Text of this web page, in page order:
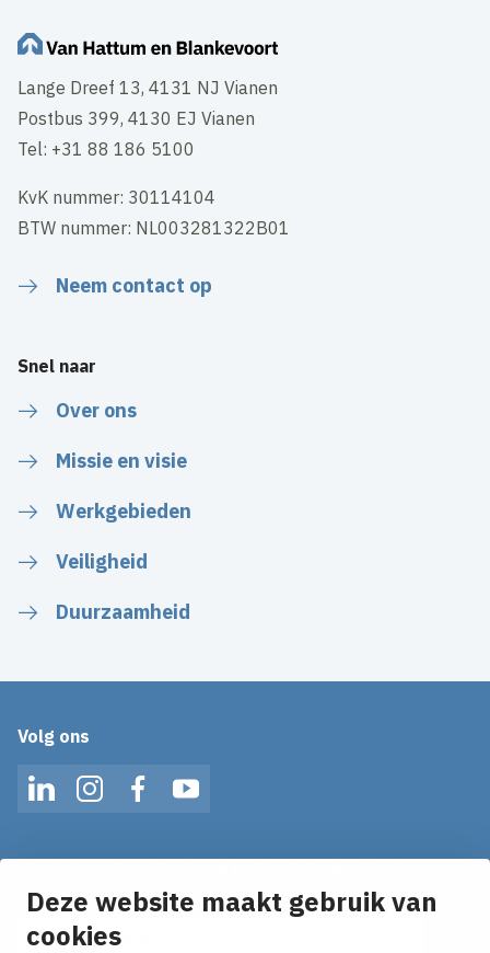
Deze website maakt gebruik van
cookies
Lange Dreef 13, 4131 NJ Vianen
Postbus 399, 4130 EJ Vianen
Tel: +31 88 186 5100
KvK nummer: 30114104
BTW nummer: NL003281322B01
Neem contact op
Snel naar
Over ons
Missie en visie
Werkgebieden
Veiligheid
Duurzaamheid
Volg ons
LinkedInInstagramFacebookYouTube
Ontvang onze nieuws alerts in je mailbox!
E-mailadres